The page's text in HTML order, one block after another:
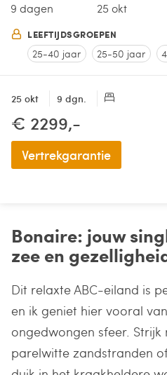
9 dagen 25 okt
LEEFTIJDSGROEPEN
25-40 jaar 25-50 jaar
25 okt 9 dgn.
€ 2299,-
Vertrekgarantie
Bonaire: jouw
zee en
Dit relaxte ABC-eiland is
en ik geniet hier vooral
ongedwongen sfeer.
parelwitte zandstranden